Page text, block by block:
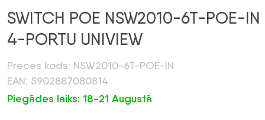
SWITCH POE NSW2010-6T-POE-IN
4-PORTU UNIVIEW
Preces kods: NSW2010-6T-POE-IN
EAN: 5902887080814
Piegādes laiks: 18-21 Augustā